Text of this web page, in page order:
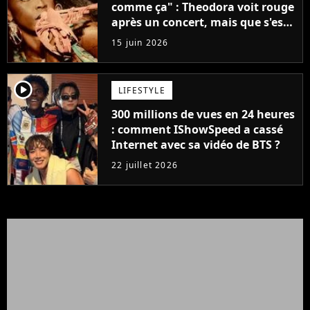
comme ça" : Theodora voit rouge
après un concert, mais que s'est-
il passé ?
15 juin 2026
player2 LIFESTYLE
300 millions de vues en 24 heures
: comment IShowSpeed a cassé
Internet avec sa vidéo de BTS ?
22 juillet 2026